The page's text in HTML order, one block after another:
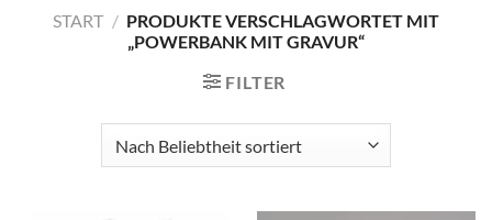
START / PRODUKTE VERSCHLAGWORTET MIT
„POWERBANK MIT GRAVUR“
FILTER